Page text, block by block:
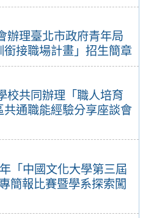
辦理臺北市政府青年局
銜接職場計畫」招生簡章
校共同辦理「職人培育
通職能經驗分享座談會
「中國文化大學第三屆
簡報比賽暨學系探索闖